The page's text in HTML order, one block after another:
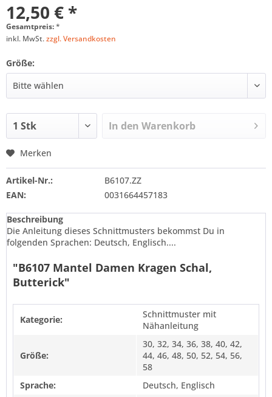
12,50 € *
Gesamtpreis:*
inkl. MwSt.zzgl. Versandkosten
Größe:
In den Warenkorb
Merken
Artikel-Nr.:
B6107.ZZ
EAN:
0031664457183
Beschreibung
Die Anleitung dieses Schnittmusters bekommst Du in
folgenden Sprachen: Deutsch, Englisch....
"B6107 Mantel Damen Kragen Schal,
Butterick"
Kategorie:
Schnittmuster mit
Nähanleitung
Größe:
30, 32, 34, 36, 38, 40, 42,
44, 46, 48, 50, 52, 54, 56,
58
Sprache:
Deutsch, Englisch